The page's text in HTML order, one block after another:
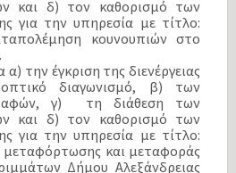
και δ) τον καθορισμό των
για την υπηρεσία με τίτλο:
κουνουπιών στο
την έγκριση της διενέργειας
διαγωνισμό, β) των
γ) τη διάθεση των
και δ) τον καθορισμό των
για την υπηρεσία με τίτλο:
και μεταφοράς
Δήμου Αλεξάνδρειας